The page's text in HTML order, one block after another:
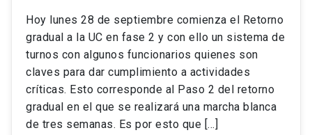
Hoy lunes 28 de septiembre comienza el Retorno
gradual a la UC en fase 2 y con ello un sistema de
turnos con algunos funcionarios quienes son
claves para dar cumplimiento a actividades
críticas. Esto corresponde al Paso 2 del retorno
gradual en el que se realizará una marcha blanca
de tres semanas. Es por esto que […]